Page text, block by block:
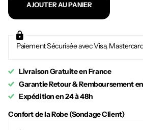
AJOUTER AU PANIER
Paiement Sécurisée avec Visa,
Livraison Gratuite en France
Garantie Retour & Remboursement
Expédition en 24 à 48h
Confort de la Robe (Sondage Client)